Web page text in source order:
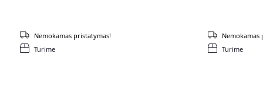
Turime
Nemokamas pristatymas!
Turime
Nemokamas